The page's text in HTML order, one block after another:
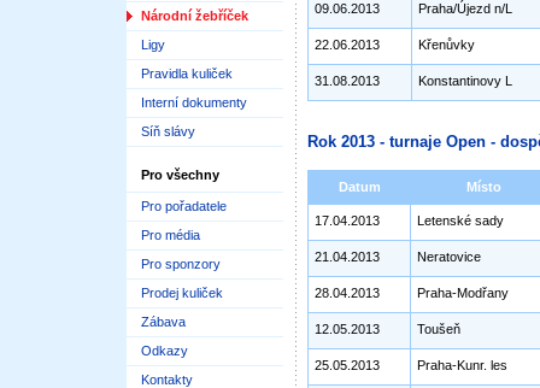
Národní žebříček
Ligy
Pravidla kuliček
Interní dokumenty
Síň slávy
Pro všechny
Pro pořadatele
Pro média
Pro sponzory
Prodej kuliček
Zábava
Odkazy
Kontakty
09.06.2013 Praha/Újezd n/L
22.06.2013 Křenůvky
31.08.2013 Konstantinovy L
Rok 2013 - turnaje Open -
Datum Místo
17.04.2013 Letenské sady
21.04.2013 Neratovice
28.04.2013 Praha-Modřany
12.05.2013 Toušeň
25.05.2013 Praha-Kunr. les